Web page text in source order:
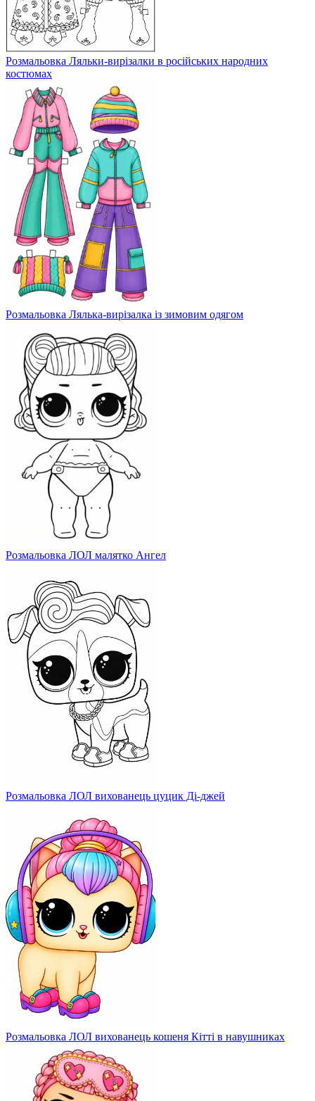
Розмальовка Ляльки-вирізалки в російських народних
костюмах
Розмальовка Лялька-вирізалка із зимовим одягом
Розмальовка ЛОЛ малятко Ангел
Розмальовка ЛОЛ вихованець цуцик Ді-джей
Розмальовка ЛОЛ вихованець кошеня Кітті в навушниках